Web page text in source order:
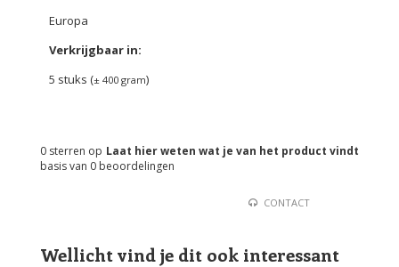
Europa
Verkrijgbaar in:
5 stuks (± 400 gram)
Laat hier weten wat je van het product vindt
0 sterren op
basis van 0 beoordelingen
CONTACT
Wellicht vind je dit ook interessant